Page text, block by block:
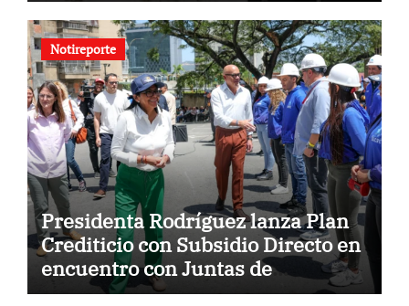
Notireporte
Presidenta Rodríguez lanza Plan
Crediticio con Subsidio Directo en
encuentro con Juntas de
Condominio